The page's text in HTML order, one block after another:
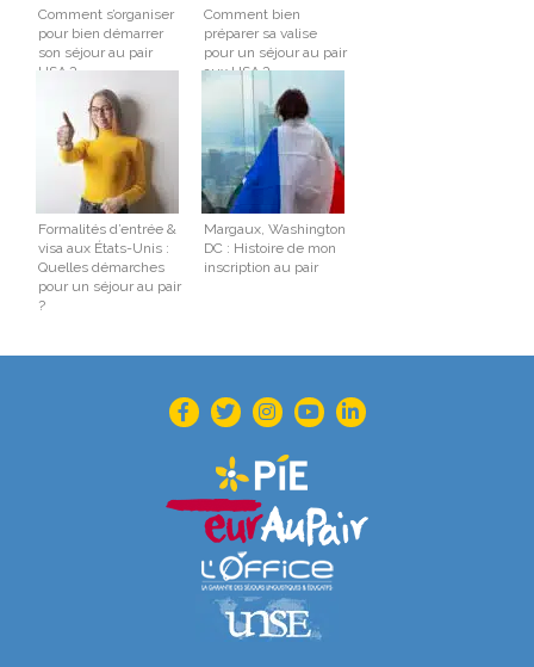
Comment s’organiser
pour bien démarrer
son séjour au pair
USA ?
Comment bien
préparer sa valise
pour un séjour au pair
aux USA ?
Formalités d’entrée &
visa aux États-Unis :
Quelles démarches
pour un séjour au pair
?
Margaux, Washington
DC : Histoire de mon
inscription au pair